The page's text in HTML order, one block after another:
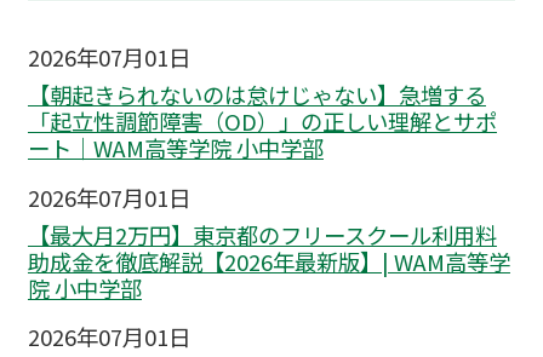
2026年07月01日
【朝起きられないのは怠けじゃない】急増する
「起立性調節障害（OD）」の正しい理解とサポ
ート｜WAM高等学院 小中学部
2026年07月01日
【最大月2万円】東京都のフリースクール利用料
助成金を徹底解説【2026年最新版】| WAM高等学
院 小中学部
2026年07月01日